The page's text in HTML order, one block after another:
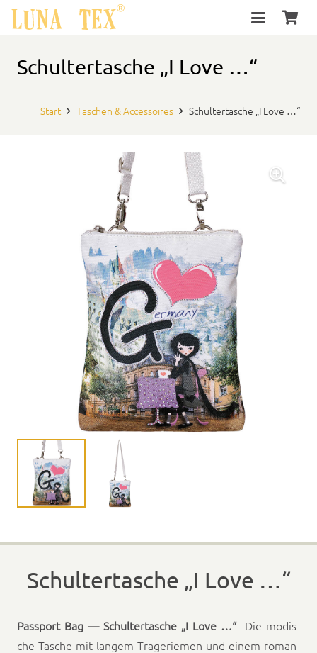
Schultertasche „I Love …“
Start Taschen & Accessoires Schultertasche „I Love …“
Schultertasche „I Love …“
Pass­port Bag — Schul­ter­tasche „I Love …“Die modis­
che Tasche mit langem Trage­riemen und einem roman­